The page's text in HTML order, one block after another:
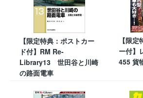
【限定特典：ポストカー
ド付】RM Re-
Library13 世田谷と川崎
の路面電車
【限
ー付】
455 貨